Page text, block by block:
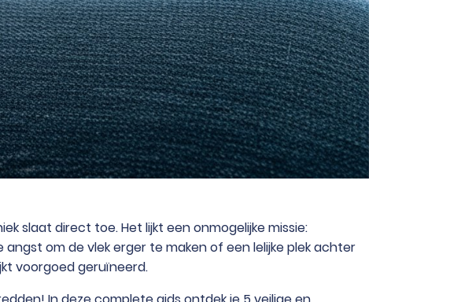
slaat direct toe. Het lijkt een onmogelijke missie:
om de vlek erger te maken of een lelijke plek achter
voorgoed geruïneerd.